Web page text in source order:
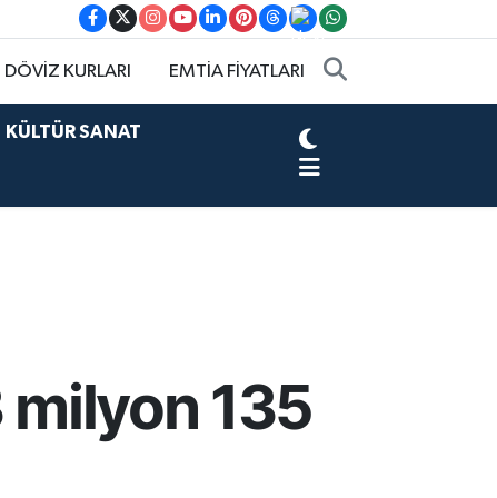
DÖVİZ KURLARI EMTİA FİYATLARI
KÜLTÜR SANAT
milyon 135